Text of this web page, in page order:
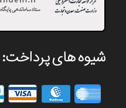
شیوه های پرداخت: